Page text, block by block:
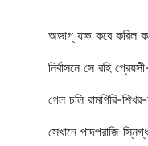
অভাগ্‌ যক্ষ কবে করিল
নির্বাসনে সে রহি
গেল চলি রামগিরি-শিখর-
সেখানে পাদপরাজি